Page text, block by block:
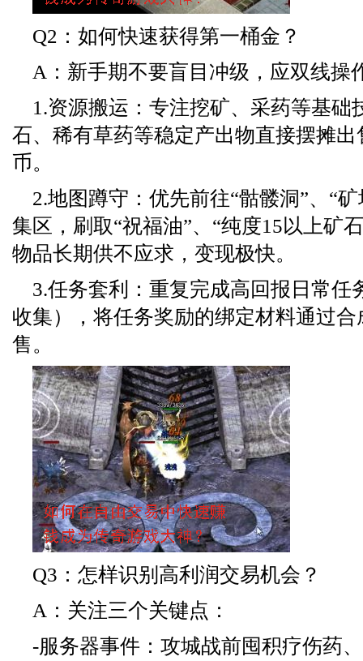
Q2：如何快速获得第一桶金？
A：新手期不要盲目冲级，应双线操
1.资源搬运：专注挖矿、采药等基础
石、稀有草药等稳定产出物直接摆摊
币。
2.地图蹲守：优先前往“骷髅洞”、“
集区，刷取“祝福油”、“纯度15以上矿
物品长期供不应求，变现极快。
3.任务套利：重复完成高回报日常任
收集），将任务奖励的绑定材料通过
售。
Q3：怎样识别高利润交易机会？
A：关注三个关键点：
-服务器事件：攻城战前囤积疗伤药